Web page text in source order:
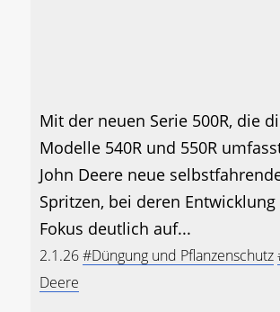
Mit der neuen Serie 500R, die
Modelle 540R und 550R
John Deere neue
Spritzen, bei deren
Fokus deutlich auf...
2.1.26#Düngung und Pflanzenschutz
Deere